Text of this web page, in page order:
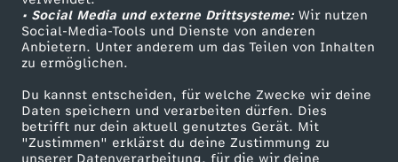
• Social Media und externe Drittsysteme:Wir nutzen
Social-Media-Tools und Dienste von anderen
Anbietern. Unter anderem um das Teilen von Inhalten
zu ermöglichen.
Du kannst entscheiden, für welche Zwecke wir deine
Daten speichern und verarbeiten dürfen. Dies
betrifft nur dein aktuell genutztes Gerät. Mit
"Zustimmen" erklärst du deine Zustimmung zu
unserer Datenverarbeitung, für die wir deine
n
d
e
ZDF Unternehmen
Karriere
ZDF goes Schule
Werbefernsehen